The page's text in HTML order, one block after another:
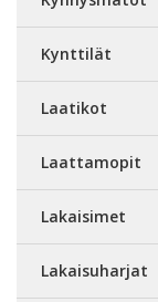
Kynttilät
Laatikot
Laattamopit
Lakaisimet
Lakaisuharjat